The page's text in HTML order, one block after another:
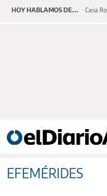
HOY HABLAMOS DE... Casa
EFEMÉRIDES